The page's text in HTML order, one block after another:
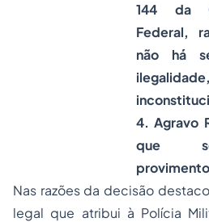
144 da
Federal,
não há
4. Agravo
que
Nas razões da decisão
legal que atribui à Polícia